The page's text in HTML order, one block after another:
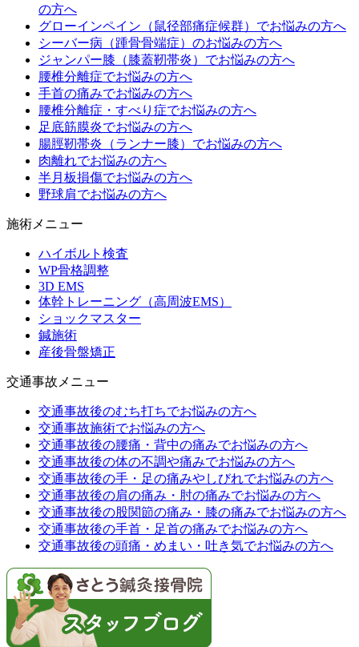
の方へ
グローインペイン（鼠径部痛症候群）でお悩みの方へ
シーバー病（踵骨骨端症）のお悩みの方へ
ジャンパー膝（膝蓋靭帯炎）でお悩みの方へ
腰椎分離症でお悩みの方へ
手首の痛みでお悩みの方へ
腰椎分離症・すべり症でお悩みの方へ
足底筋膜炎でお悩みの方へ
腸脛靭帯炎（ランナー膝）でお悩みの方へ
肉離れでお悩みの方へ
半月板損傷でお悩みの方へ
野球肩でお悩みの方へ
施術メニュー
ハイボルト検査
WP骨格調整
3D EMS
体幹トレーニング（高周波EMS）
ショックマスター
鍼施術
産後骨盤矯正
交通事故メニュー
交通事故後のむち打ちでお悩みの方へ
交通事故施術でお悩みの方へ
交通事故後の腰痛・背中の痛みでお悩みの方へ
交通事故後の体の不調や痛みでお悩みの方へ
交通事故後の手・足の痛みやしびれでお悩みの方へ
交通事故後の肩の痛み・肘の痛みでお悩みの方へ
交通事故後の股関節の痛み・膝の痛みでお悩みの方へ
交通事故後の手首・足首の痛みでお悩みの方へ
交通事故後の頭痛・めまい・吐き気でお悩みの方へ